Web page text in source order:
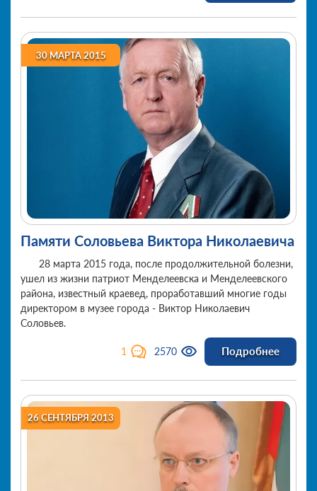
30 МАРТА 2015
Памяти Соловьева Виктора Николаевича
28 марта 2015 года, после продолжительной болезни,
ушел из жизни патриот Менделеевска и Менделеевского
района, известный краевед, проработавший многие годы
директором в музее города - Виктор Николаевич
Соловьев.
1 2570 Подробнее
26 СЕНТЯБРЯ 2013